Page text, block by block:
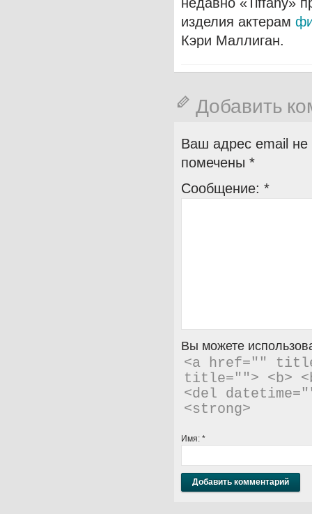
изделия актерам
Кэри Маллиган.
Добавить
Ваш адрес email не
помечены *
Сообщение: *
Вы можете
<a href=""
title=""> <b>
<del
<strong>
Имя: *